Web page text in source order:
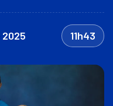
e
s
o
s
2025 11h43